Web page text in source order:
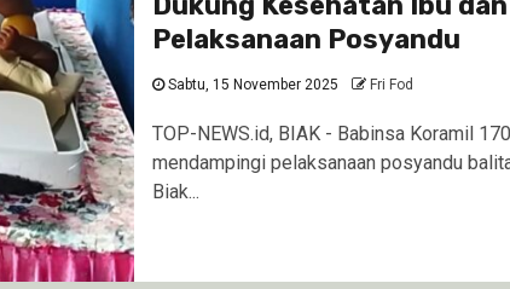
Pelaksanaan Posyandu
Sabtu, 15 November 2025 Fri Fod
TOP-NEWS.id, BIAK - Babinsa Koramil
mendampingi pelaksanaan posyandu
Biak...